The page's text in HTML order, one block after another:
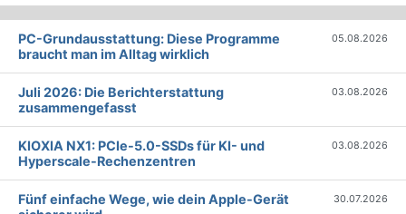
PC-Grundausstattung: Diese Programme
braucht man im Alltag wirklich
05.08.2026
Juli 2026: Die Bericht­erstattung
zusammengefasst
03.08.2026
KIOXIA NX1: PCIe-5.0-SSDs für KI- und
Hyperscale-Rechenzentren
03.08.2026
Fünf einfache Wege, wie dein Apple-Gerät
30.07.2026